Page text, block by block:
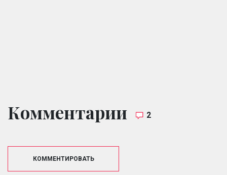
Комментарии 2
КОММЕНТИРОВАТЬ